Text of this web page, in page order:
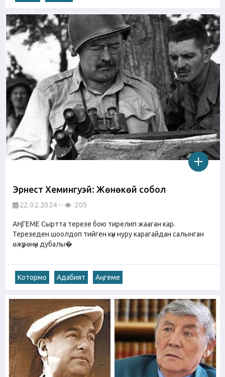
Эрнест Хемингуэй: Жөнөкөй собол
22.02.2024 205
АҢГЕМЕ Сыртта терезе бою тирелип жааган кар.
Терезеден шоолдоп тийген күн нуру карагайдан салынган
өжүрөнүн дубалы�
Котормо Адабият Аңгеме